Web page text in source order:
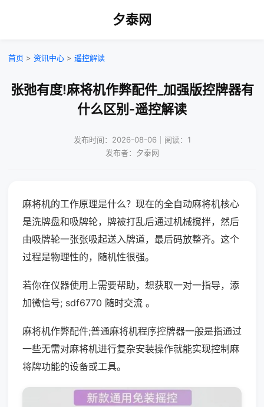
夕泰网
首页 > 资讯中心 > 遥控解读
张弛有度!麻将机作弊配件_加强版控牌器有
什么区别-遥控解读
发布时间：2026-08-06｜阅读：1
发布者：夕泰网
麻将机的工作原理是什么？现在的全自动麻将机核心
是洗牌盘和吸牌轮，牌被打乱后通过机械搅拌，然后
由吸牌轮一张张吸起送入牌道，最后码放整齐。这个
过程是物理性的，随机性很强。
若你在仪器使用上需要帮助，想获取一对一指导，添
加微信号; sdf6770 随时交流 。
麻将机作弊配件;普通麻将机程序控牌器一般是指通过
一些无需对麻将机进行复杂安装操作就能实现控制麻
将牌功能的设备或工具。